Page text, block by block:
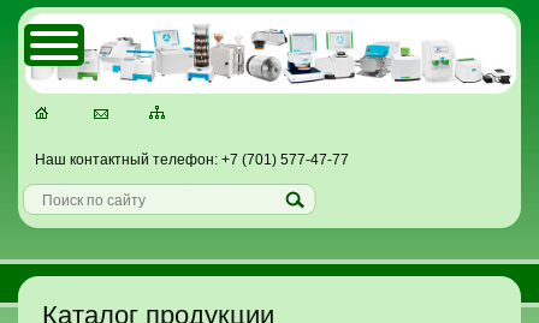
Наш контактный телефон: +7 (701) 577-47-77
Каталог продукции